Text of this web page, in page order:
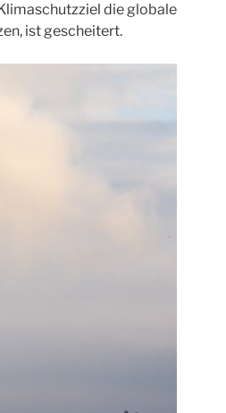
die globale
ist gescheitert.